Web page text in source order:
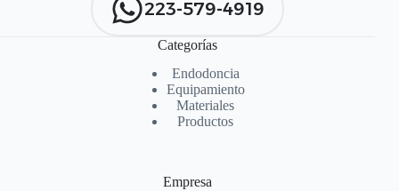
223-579-4919
Categorías
Endodoncia
Equipamiento
Materiales
Productos
Empresa